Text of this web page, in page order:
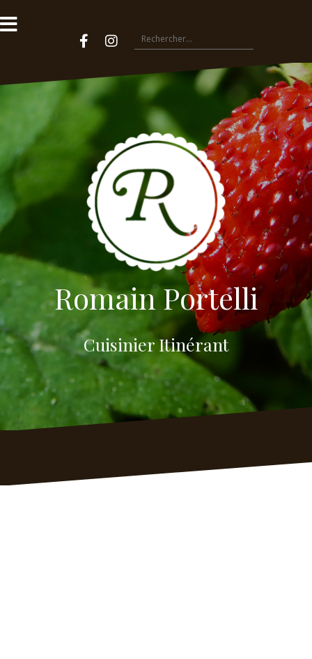
Romain Portelli
Cuisinier Itinérant